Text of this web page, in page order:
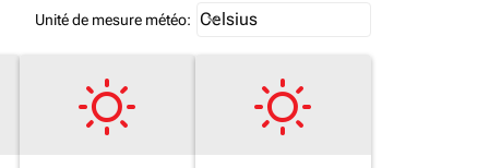
Unité de mesure météo: Weather unit option Celsius
Celsius
keyboard_arrow_down